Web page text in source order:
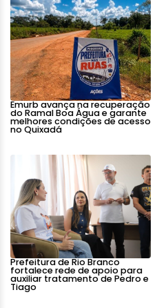
Emurb avança na recuperação
do Ramal Boa Água e garante
melhores condições de acesso
no Quixadá
Prefeitura de Rio Branco
fortalece rede de apoio para
auxiliar tratamento de Pedro e
Tiago